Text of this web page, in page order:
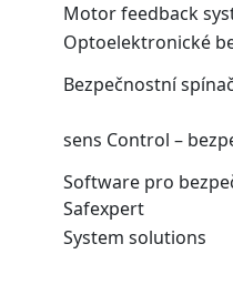
Motor feedback
Optoelektronické
Bezpečnostní
sens Control –
Software pro
Safexpert
System solutions